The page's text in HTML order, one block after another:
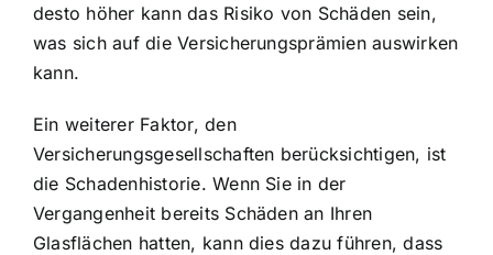
desto höher kann das Risiko von Schäden sein,
was sich auf die Versicherungsprämien auswirken
kann.
Ein weiterer Faktor, den
Versicherungsgesellschaften berücksichtigen, ist
die Schadenhistorie. Wenn Sie in der
Vergangenheit bereits Schäden an Ihren
Glasflächen hatten, kann dies dazu führen, dass